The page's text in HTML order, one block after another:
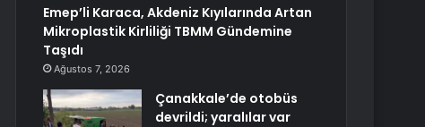
Emep’li Karaca, Akdeniz Kıyılarında Artan
Mikroplastik Kirliliği TBMM Gündemine
Taşıdı
Ağustos 7, 2026
Çanakkale’de otobüs
devrildi; yaralılar var